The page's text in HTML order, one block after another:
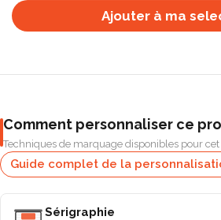
Ajouter à ma
Comment personnaliser ce
Techniques de marquage disponibles pour
Guide complet de la
Sérigraphie